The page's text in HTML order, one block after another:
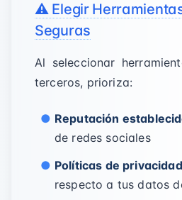
⚠️ Elegir
Seguras
Al seleccionar
terceros, prioriza:
Reputación
de redes sociales
Políticas de
respecto a tus datos